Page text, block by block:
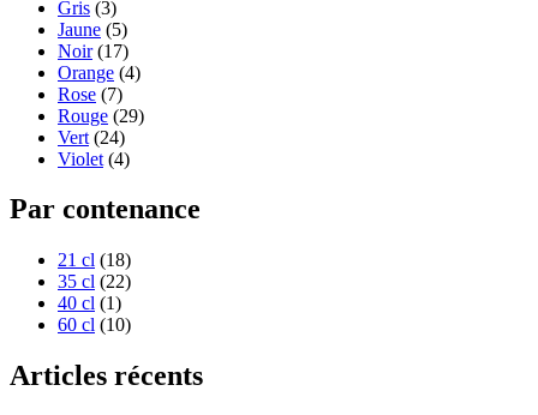
Gris (3)
Jaune (5)
Noir (17)
Orange (4)
Rose (7)
Rouge (29)
Vert (24)
Violet (4)
Par contenance
21 cl (18)
35 cl (22)
40 cl (1)
60 cl (10)
Articles récents